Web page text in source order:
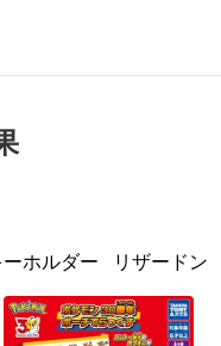
ーホルダー リザードン